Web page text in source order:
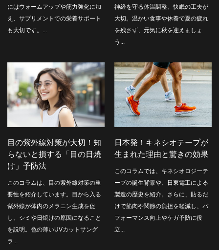
にはウォームアップや筋力強化に加
え、サプリメントでの栄養サポート
も大切です。...
神経を守る体温調整、快眠の工夫が
大切。温かい食事や休養で夏の疲れ
を残さず、元気に秋を迎えましょ
う...
目の紫外線対策が大切！知
らないと損する「目の日焼
け」予防法
このコラムは、目の紫外線対策の重
要性を紹介しています。目から入る
紫外線が体内のメラニン生成を促
し、シミや日焼けの原因になること
を説明。色の薄いUVカットサング
ラ...
日本発！キネシオテープが
生まれた理由と驚きの効果
このコラムでは、キネシオロジーテ
ープの誕生背景や、日東電工による
製造の歴史を紹介。さらに、貼るだ
けで筋肉や関節の負担を軽減し、パ
フォーマンス向上やケガ予防に役
立...